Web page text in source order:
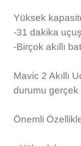
Yüksek
-31 dakika
-Birçok akıllı
Mavic 2 Akıllı
durumu gerçek
Önemli